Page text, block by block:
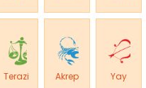
Terazi Akrep Yay